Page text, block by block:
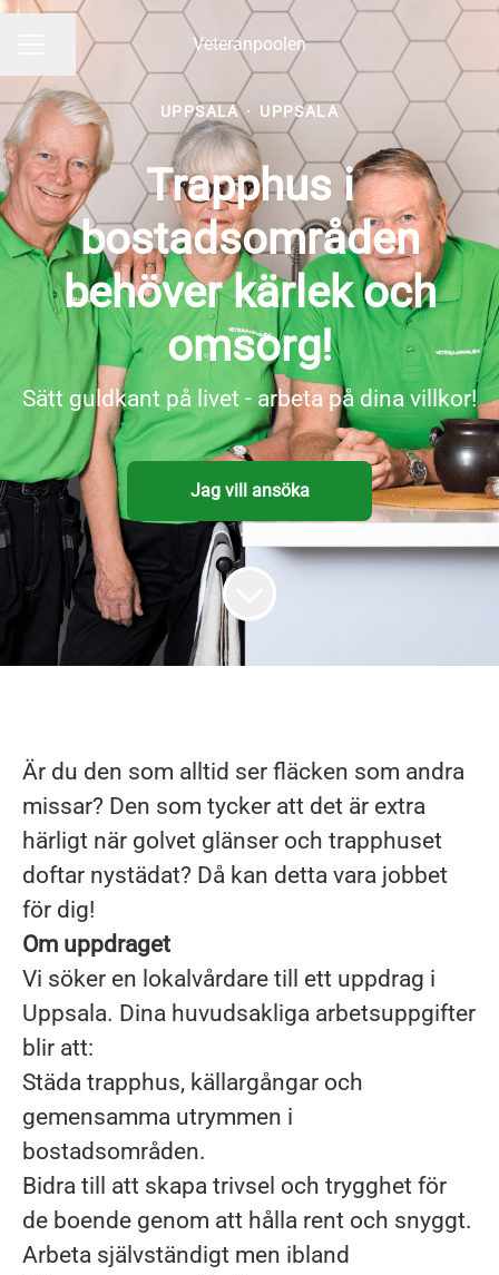
KARRIÄRMENY Veteranpoolen
Dela sidan
UPPSALA · UPPSALA
Trapphus i
bostadsområden
behöver kärlek och
omsorg!
Sätt guldkant på livet - arbeta på dina villkor!
Jag vill ansöka
Är du den som alltid ser fläcken som andra
missar? Den som tycker att det är extra
härligt när golvet glänser och trapphuset
doftar nystädat? Då kan detta vara jobbet
för dig!
Om uppdraget
Vi söker en lokalvårdare till ett uppdrag i
Uppsala. Dina huvudsakliga arbetsuppgifter
blir att:
Städa trapphus, källargångar och
gemensamma utrymmen i
bostadsområden.
Bidra till att skapa trivsel och trygghet för
de boende genom att hålla rent och snyggt.
Arbeta självständigt men ibland